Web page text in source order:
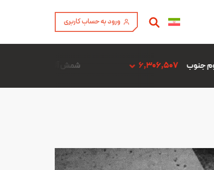
ورود به حساب کاربری
شمش آلیاژ ADC12 فن آوری آمیتیس آلومینیوم گلپایگان